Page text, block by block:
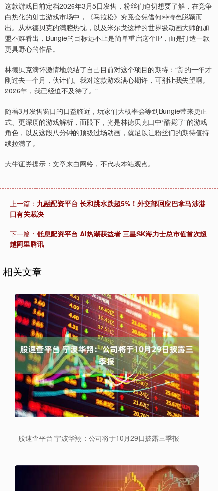
这款游戏目前定档2026年3月5日发售，粉丝们迫切想要了解，在竞争
白热化的射击游戏市场中，《马拉松》究竟会凭借何种特色脱颖而
出。从林德贝克的满腔热忱，以及米尔戈这样的世界级动画大师的加
盟不难看出，Bungie的目标远不止是简单重启这个IP，而是打造一款
更具野心的作品。
林德贝克满怀激情地总结了自己目前对这个项目的期待：“新的一年才
刚过去一个月，伙计们。我对这款游戏满心期许，可别让我失望啊。
2026年，我已经迫不及待了。”
随着3月发售窗口的日益临近，玩家们大概率会等到Bungie带来更正
式、更深度的游戏解析，而眼下，光是林德贝克口中“酷毙了”的游戏
角色，以及这段八分钟的顶级过场动画，就足以让粉丝们的期待值持
续拉满了。
大牛证券提示：文章来自网络，不代表本站观点。
上一篇： 九融配资平台 长和跳水跌超5%！外交部回应巴拿马涉港
口有关裁决
下一篇： 低息配资平台 AI热潮获益者 三星SK海力士总市值首次超
越阿里腾讯
相关文章
股速查平台 宁波华翔：公司将于10月29日披露三季报